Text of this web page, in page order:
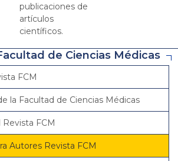
publicaciones de
artículos
científicos.
de Ciencias Médicas
FCM
la Facultad de Ciencias Médicas
FCM
Autores Revista FCM